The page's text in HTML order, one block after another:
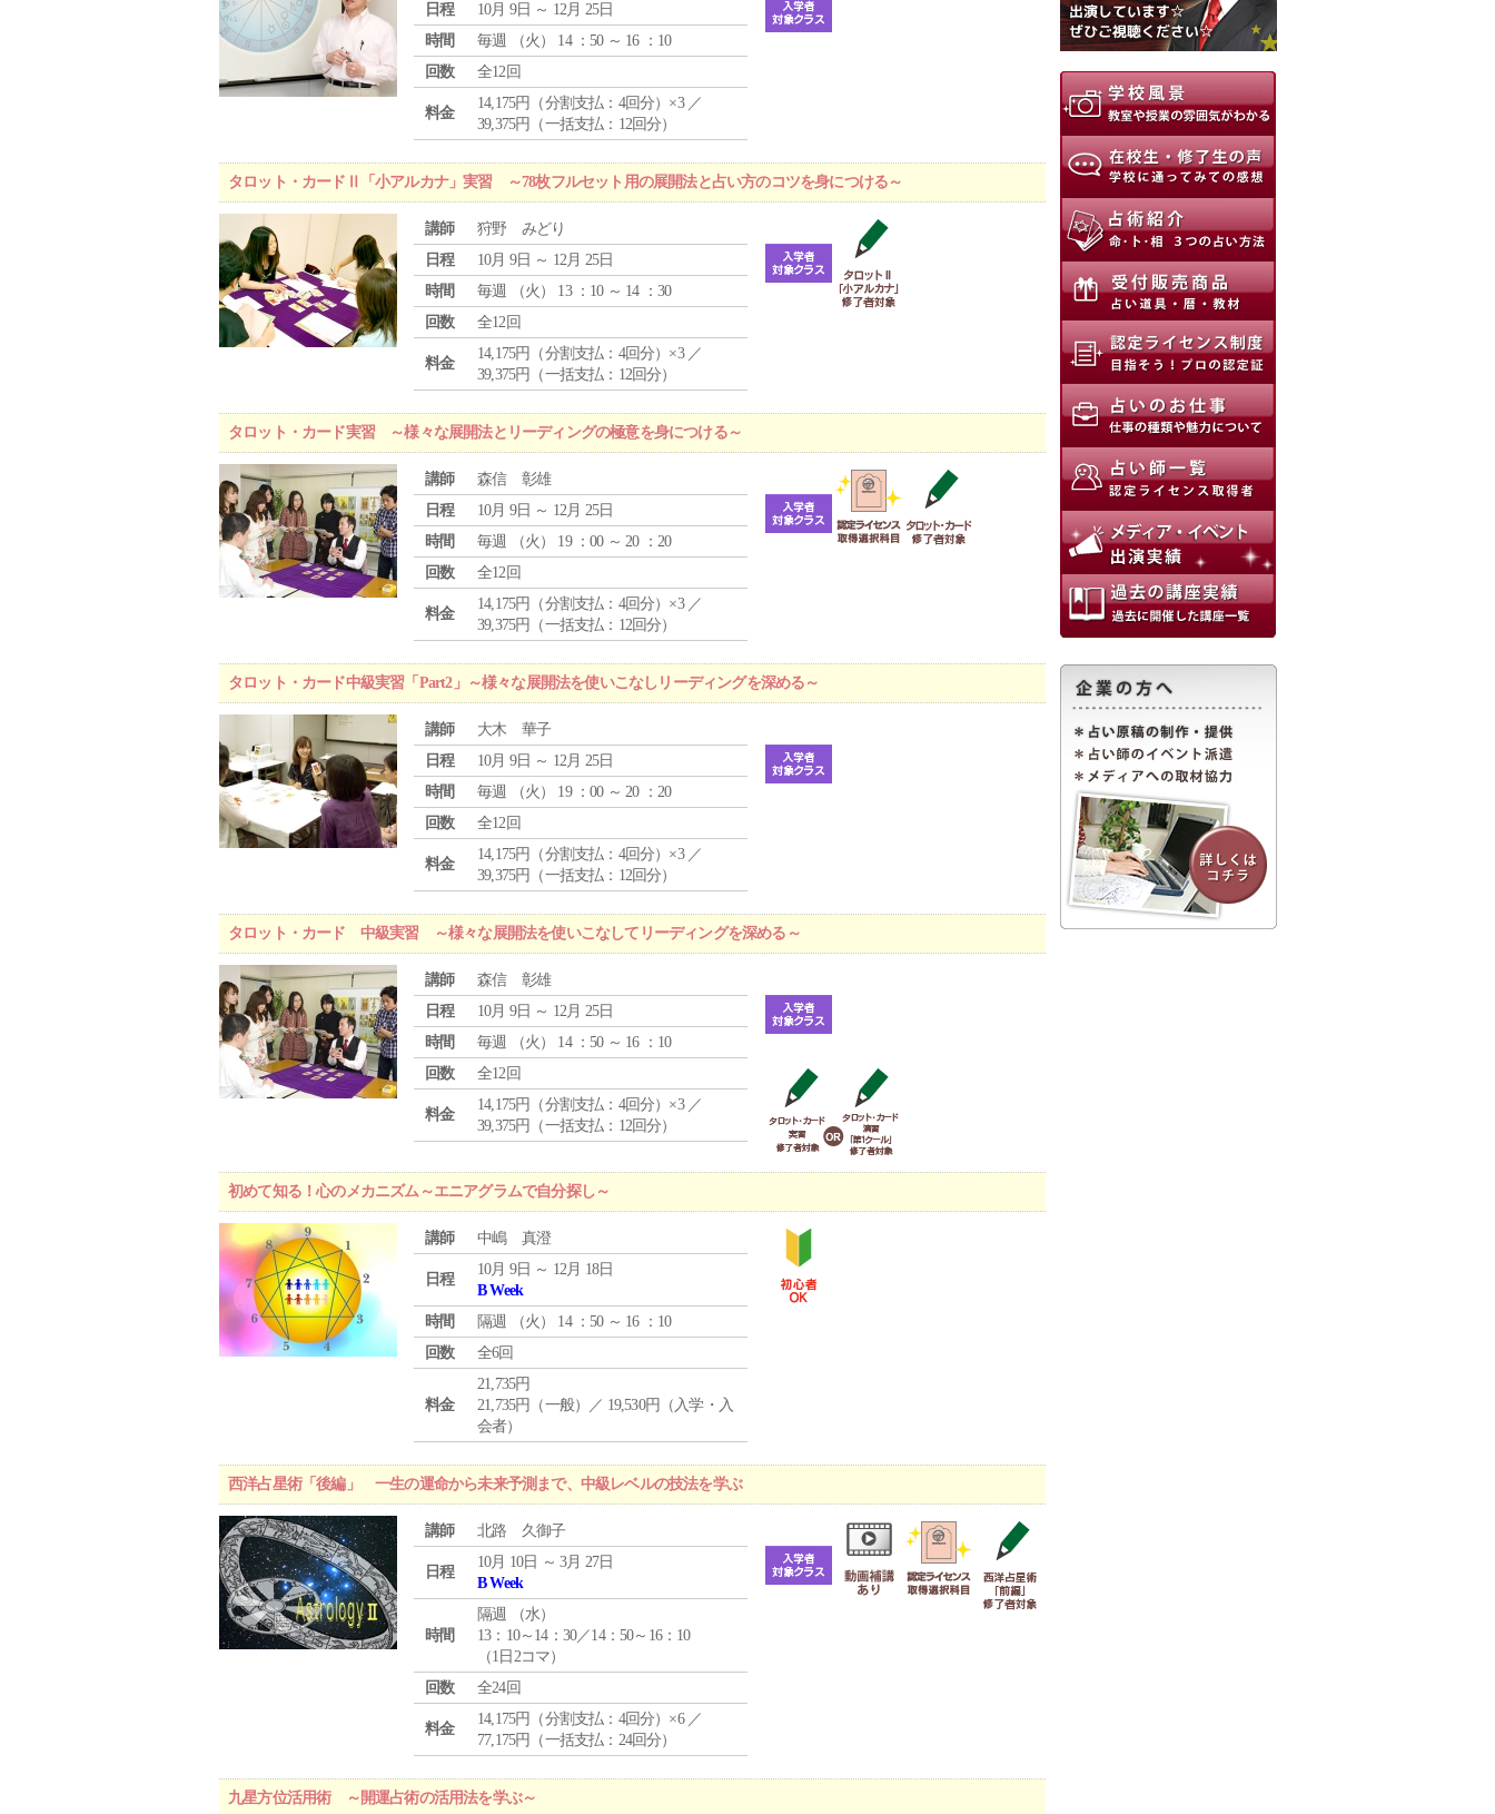
日程
10月 9日 ～ 12月 25日
時間
毎週 （火 ） 14 ：50 ～ 16 ：10
回数
全12回
料金
14,175円（分割支払：4回分）×3 ／
39,375円（一括支払：12回分）
タロット・カードⅡ「小アルカナ」実習 ～78枚フルセット用の展開法と占い方のコツを身につける～
講師
狩野 みどり
日程
10月 9日 ～ 12月 25日
時間
毎週 （火 ） 13 ：10 ～ 14 ：30
回数
全12回
料金
14,175円（分割支払：4回分）×3 ／
39,375円（一括支払：12回分）
タロット・カード実習 ～様々な展開法とリーディングの極意を身につける～
講師
森信 彰雄
日程
10月 9日 ～ 12月 25日
時間
毎週 （火 ） 19 ：00 ～ 20 ：20
回数
全12回
料金
14,175円（分割支払：4回分）×3 ／
39,375円（一括支払：12回分）
タロット・カード中級実習「Part2」～様々な展開法を使いこなしリーディングを深める～
講師
大木 華子
日程
10月 9日 ～ 12月 25日
時間
毎週 （火 ） 19 ：00 ～ 20 ：20
回数
全12回
料金
14,175円（分割支払：4回分）×3 ／
39,375円（一括支払：12回分）
タロット・カード 中級実習 ～様々な展開法を使いこなしてリーディングを深める～
講師
森信 彰雄
日程
10月 9日 ～ 12月 25日
時間
毎週 （火 ） 14 ：50 ～ 16 ：10
回数
全12回
料金
14,175円（分割支払：4回分）×3 ／
39,375円（一括支払：12回分）
初めて知る！心のメカニズム～エニアグラムで自分探し～
講師 中嶋 真澄
日程
10月 9日 ～ 12月 18日
B Week
時間
隔週 （火 ） 14 ：50 ～ 16 ：10
回数
全6回
料金
21,735円
21,735円（一般）／ 19,530円（入学・入
会者）
西洋占星術「後編」 一生の運命から未来予測まで、中級レベルの技法を学ぶ
講師 北路 久御子
日程
10月 10日 ～ 3月 27日
B Week
時間
隔週 （水）
13：10～14：30／14：50～16：10
（1日2コマ）
回数
全24回
料金
14,175円（分割支払：4回分）×6 ／
77,175円（一括支払：24回分）
九星方位活用術 ～開運占術の活用法を学ぶ～